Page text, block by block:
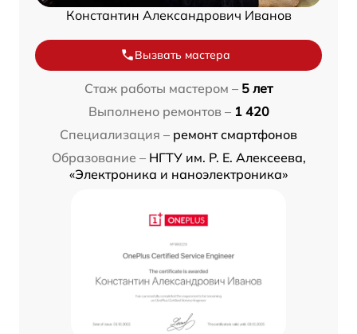
Константин Александрович Иванов
Вызвать мастера
Стаж работы мастером – 5 лет
Выполнено ремонтов – 1 420
Специализация – ремонт смартфонов
Образование – НГТУ им. Р. Е. Алексеева,
«Электроника и наноэлектроника»